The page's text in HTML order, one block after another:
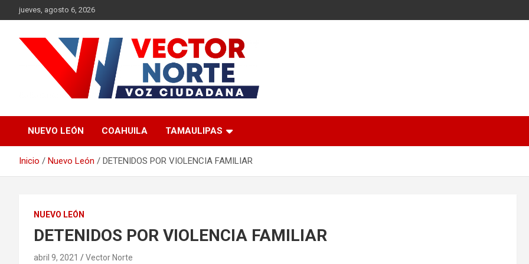
Saltar
al
jueves, agosto 6, 2026
Vector Norte
NUEVO LEÓN COAHUILA TAMAULIPAS
Inicio Nuevo León DETENIDOS POR VIOLENCIA FAMILIAR
NUEVO LEÓN
DETENIDOS POR VIOLENCIA FAMILIAR
abril 9, 2021 Vector Norte